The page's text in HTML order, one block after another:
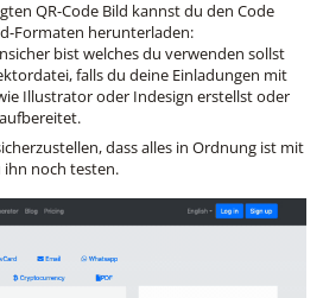
QR-Code Bild kannst du den Code
Formaten herunterladen:
bist welches du verwenden sollst
falls du deine Einladungen mit
Illustrator oder Indesign erstellst oder
dass alles in Ordnung ist mit
ihn noch testen.